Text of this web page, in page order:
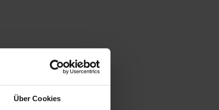
Über Cookies